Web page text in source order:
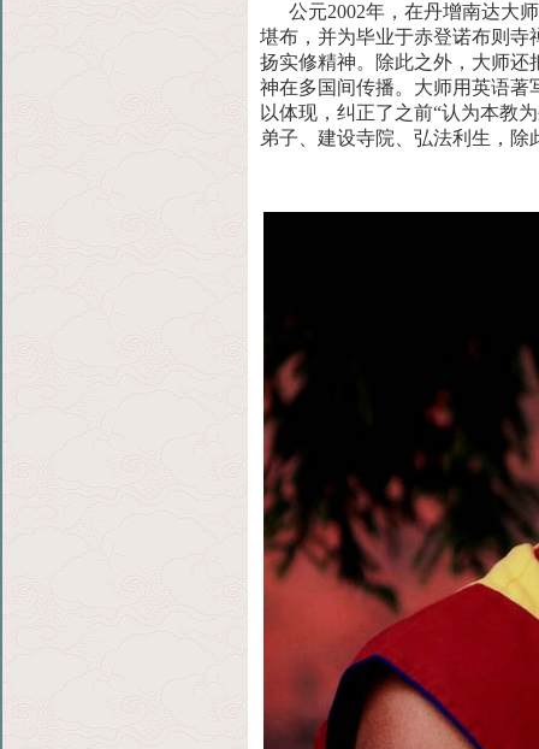
公元2002年，在丹增南达大师
堪布，并为毕业于赤登诺布则寺
扬实修精神。除此之外，大师还
神在多国间传播。大师用英语著
以体现，纠正了之前“认为本教
弟子、建设寺院、弘法利生，